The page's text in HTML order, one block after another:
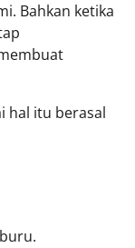
Bahkan ketika
hal itu berasal